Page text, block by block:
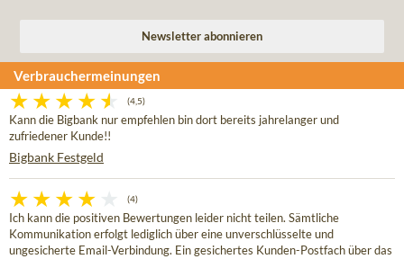
Verbrauchermeinungen
(4,5)
Kann die Bigbank nur empfehlen bin dort bereits jahrelanger und
zufriedener Kunde!!
Bigbank Festgeld
(4)
Ich kann die positiven Bewertungen leider nicht teilen. Sämtliche
Kommunikation erfolgt lediglich über eine unverschlüsselte und
ungesicherte Email-Verbindung. Ein gesichertes Kunden-Postfach über das